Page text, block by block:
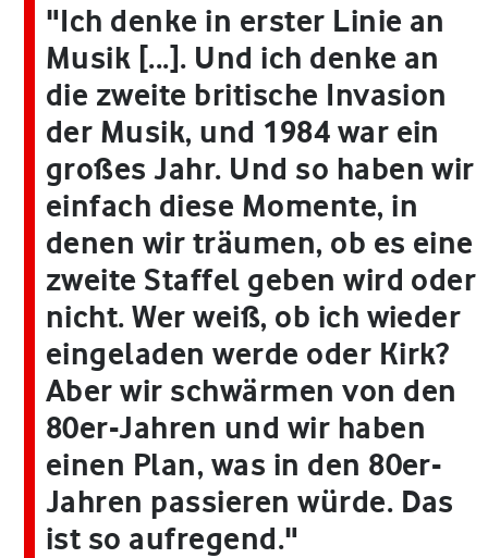
"Ich denke in erster Linie an
Musik [...]. Und ich denke an
die zweite britische Invasion
der Musik, und 1984 war ein
großes Jahr. Und so haben wir
einfach diese Momente, in
denen wir träumen, ob es eine
zweite Staffel geben wird oder
nicht. Wer weiß, ob ich wieder
eingeladen werde oder Kirk?
Aber wir schwärmen von den
80er-Jahren und wir haben
einen Plan, was in den 80er-
Jahren passieren würde. Das
ist so aufregend."